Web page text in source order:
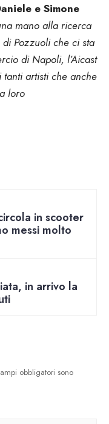
e Simone
mano alla ricerca
Pozzuoli che ci sta
di Napoli, l’Aicast
artisti che anche
loro
in scooter
messi molto
in arrivo la
obbligatori sono